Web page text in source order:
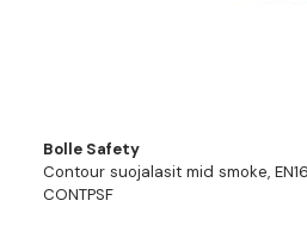
Bolle Safety
Contour suojalasit mid smoke,
CONTPSF